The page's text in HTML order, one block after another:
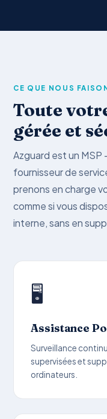
CE QUE NOUS
Toute
gérée et
Azguard est un MSP
fournisseur de
prenons en charge
comme si vous
interne, sans en
🖥️
Assistance
Surveillance
supervisées et
ordinateurs.